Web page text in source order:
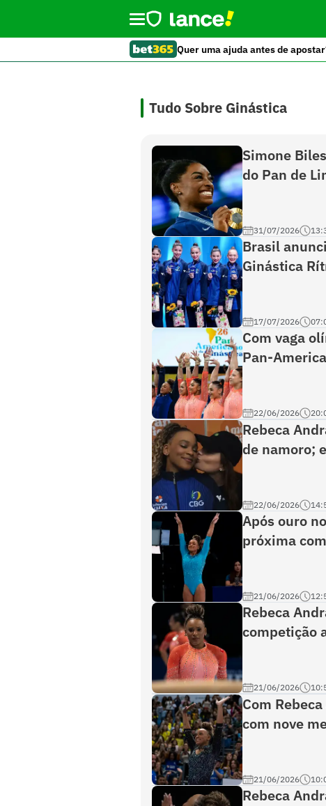
Quer uma ajuda antes de
Tudo Sobre Ginástica
Simone
do Pan de
31/07/2026
Brasil
Ginástica
17/07/2026
Com vaga
Pan-
22/06/2026
Rebeca
de namoro;
22/06/2026
Após ouro
próxima
21/06/2026
Rebeca
competição
21/06/2026
Com
com nove
21/06/2026
Rebeca